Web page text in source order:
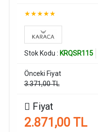
★★★★★
Stok Kodu : KRQSR115
Önceki Fiyat
3.371,00 TL
Fiyat
2.871,00 TL